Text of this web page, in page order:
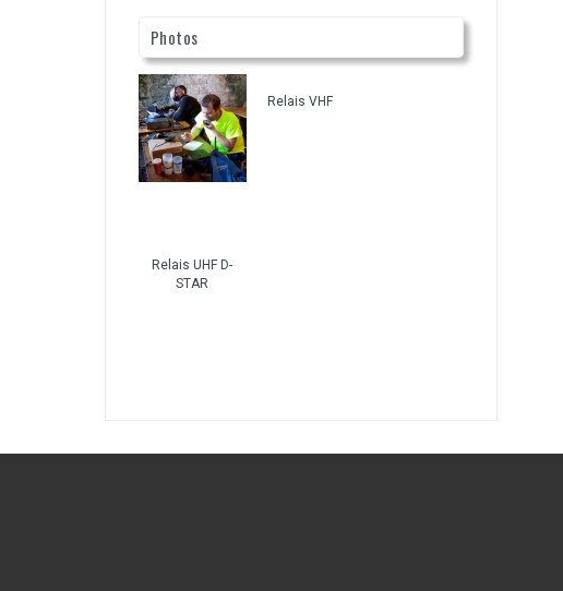
Photos
Relais VHF
Relais UHF D-
STAR